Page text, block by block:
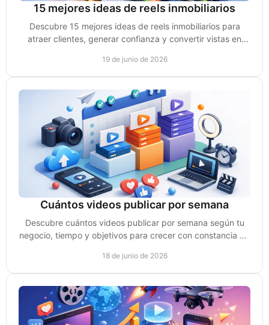
15 mejores ideas de reels inmobiliarios
Descubre 15 mejores ideas de reels inmobiliarios para
atraer clientes, generar confianza y convertir vistas en
19 de junio de 2026
Cuántos videos publicar por semana
Descubre cuántos videos publicar por semana según tu
negocio, tiempo y objetivos para crecer con constancia sin
18 de junio de 2026